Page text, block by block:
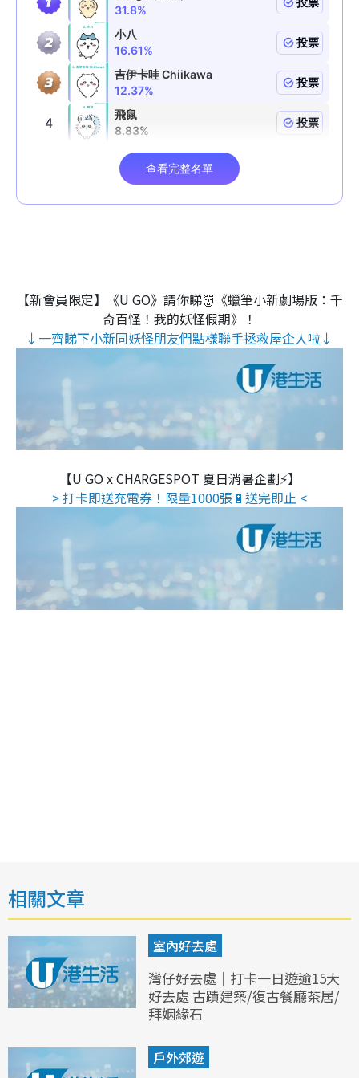
【新會員限定】《U GO》請你睇👹《蠟筆小新劇場版：千
奇百怪！我的妖怪假期》！
↓一齊睇下小新同妖怪朋友們點樣聯手拯救屋企人啦↓
【U GO x CHARGESPOT 夏日消暑企劃⚡】
> 打卡即送充電券！限量1000張🔋送完即止 <
相關文章
室內好去處
灣仔好去處｜打卡一日遊逾15大
好去處 古蹟建築/復古餐廳茶居/
拜姻緣石
戶外郊遊